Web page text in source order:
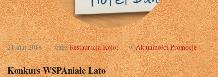
21 maj 2018 przezRestauracja Kojot wAktualności Promocje
Konkurs WSPAniałe Lato